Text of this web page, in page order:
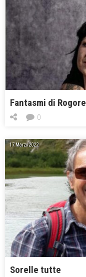
Fantasmi di
0
17 Marzo 2022
Sorelle tutte